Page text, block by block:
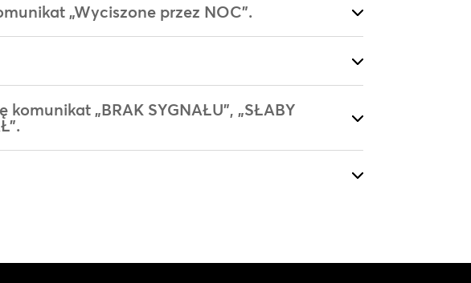
„Wyciszone przez NOC”.
„BRAK SYGNAŁU”, „SŁABY